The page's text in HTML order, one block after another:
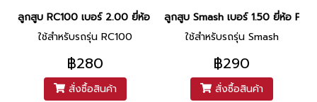
ลูกสูบ RC100 เบอร์ 2.00 ยี่ห้อ PTK (DR9-69)
ใช้สำหรับรถรุ่น RC100
฿280
สั่งซื้อสินค้า
ลูกสูบ Smash เบอร์ 1.50 ยี่ห้อ PTK
ใช้สำหรับรถรุ่น Smash
฿290
สั่งซื้อสินค้า